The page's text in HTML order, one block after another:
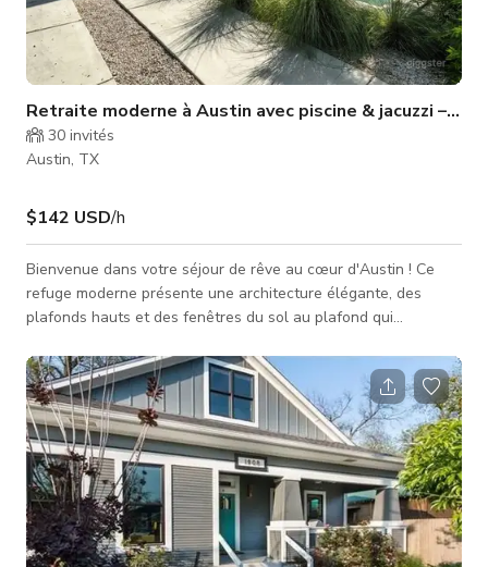
Retraite moderne à Austin avec piscine & jacuzzi – 12
30 invités
Austin, TX
$142 USD/h
Bienvenue dans votre séjour de rêve au cœur d'Austin ! Ce
refuge moderne présente une architecture élégante, des
plafonds hauts et des fenêtres du sol au plafond qui
à l'extérieur avec une piscine étincelante et un jacuzzi privé,
ou relaxez-vous dans l'allée sécurisée et le jardin clôturé. Que
vous planifiez une retraite cosy, une fête de célibataire ou une
escapade en groupe, cette maison offre le parfait mélang